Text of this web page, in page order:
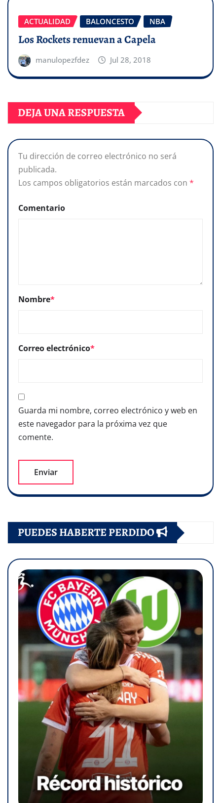
ACTUALIDAD BALONCESTO NBA
Los Rockets renuevan a Capela
manulopezfdez Jul 28, 2018
DEJA UNA RESPUESTA
Tu dirección de correo electrónico no será
publicada.
Los campos obligatorios están marcados con *
Comentario
Nombre*
Correo electrónico*
Guarda mi nombre, correo electrónico y web en
este navegador para la próxima vez que
comente.
PUEDES HABERTE PERDIDO